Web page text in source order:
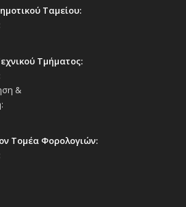
Ταμείου:
Τμήματος:
&
Τομέα Φορολογιών: